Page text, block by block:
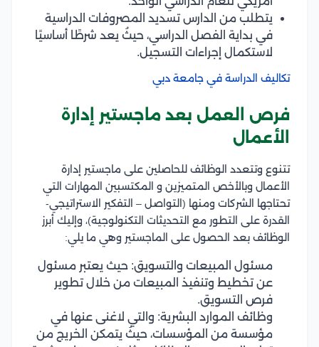
يتطلب من الدارس تسديد المصروفات الدراسية
في بداية الفصل الدراسي، حيثُ يعد شرطًا أساسيًا
لاستكمال إجراءات التسجيل.
تكاليف الدراسة في جامعة دبي
فرص العمل بعد ماجستير إدارة
الأعمال
تتنوع وتتعدد الوظائف للحاصلين على ماجستير إدارة
الأعمال وبالأخص المتميزين و المكتسبين المهارات التي
تحتاجها الشركات ومنها (التواصل – التفكير الاستراتيجي-
القدرة على التطور مع التحديثات التكنولوجية)، وإليك أبرز
الوظائف بعد الحصول على الماجستير وهي ما يلي:
مسئول المبيعات والتسويق: حيث يعتبر مسئول
عن تخطيط وتنفيذ المبيعات من خلال تطوير
فرص التسويق.
وظائف الموارد البشرية: والتي لاغنى عنها في
مؤسسة من المؤسسات، حيثُ يتمكن الخريج من